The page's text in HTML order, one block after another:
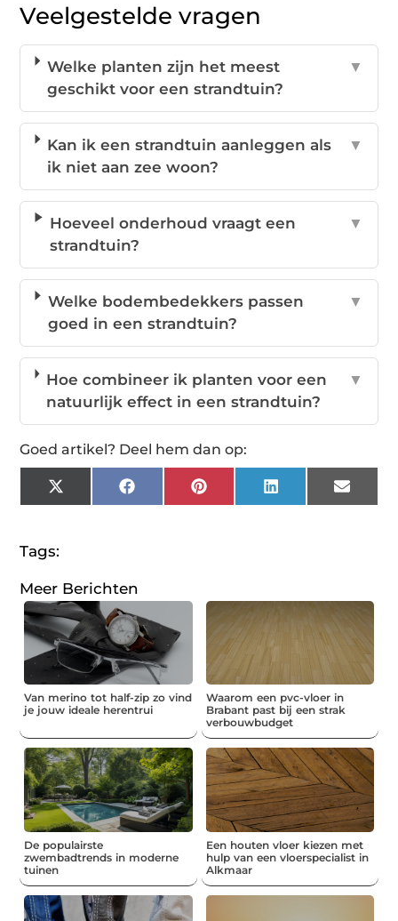
Veelgestelde vragen
Welke planten zijn het meest
geschikt voor een strandtuin?
▼
Kan ik een strandtuin aanleggen als
ik niet aan zee woon?
▼
Hoeveel onderhoud vraagt een
strandtuin?
▼
Welke bodembedekkers passen
goed in een strandtuin?
▼
Hoe combineer ik planten voor een
natuurlijk effect in een strandtuin?
▼
Goed artikel? Deel hem dan op:
X
(Twitter)
FacebookPinterestLinkedInEmail
Tags:
Meer Berichten
Van merino tot half-zip zo vind
je jouw ideale herentrui
Waarom een pvc-vloer in
Brabant past bij een strak
verbouwbudget
De populairste
zwembadtrends in moderne
tuinen
Een houten vloer kiezen met
hulp van een vloerspecialist in
Alkmaar